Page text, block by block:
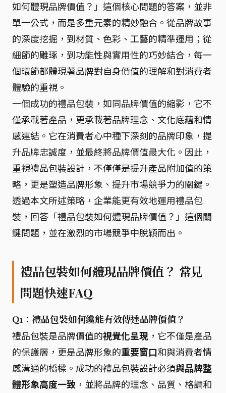
如何體現品牌價值？」這個核心問題的答案，並非
單一公式，而是多重元素的精妙融合。從品牌故事
的深度挖掘，到材質、色彩、工藝的精準運用；從
細節的雕琢，到功能性與實用性的巧妙結合，每一
個環節都體現著品牌對自身價值的理解和對消費者
體驗的重視。
一個成功的禮品包裝，如同品牌價值的縮影，它不
僅承載著產品，更承載著品牌理念、文化底蘊和情
感連結。它在消費者心中種下深刻的品牌印象，提
升品牌忠誠度，並最終將品牌價值最大化。因此，
重視禮品包裝設計，不僅僅是提升產品附加值的策
略，更是塑造品牌形象、提升市場競爭力的關鍵。
透過本文所述策略，企業能更有效地運用禮品包
裝，回答「禮品包裝如何體現品牌價值？」這個關
鍵問題，並在激烈的市場競爭中脫穎而出。
禮品包裝如何體現品牌價值？ 常見
問題快速FAQ
Q1：禮品包裝如何纔能有效傳達品牌價值？
禮品包裝是品牌價值的視覺化呈現 ，它不僅是產品
的保護層，更是品牌形象的重要窗口和與消費者情
感溝通的橋樑。成功的禮品包裝設計必須與品牌整
體形象高度一致 ，並將品牌的理念、品質、格調和